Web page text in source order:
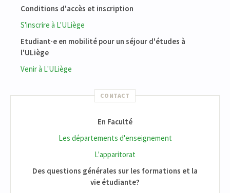
Conditions d'accès et inscription
S'inscrire à L'ULiège
Etudiant·e en mobilité pour un séjour d'études à
l'ULiège
Venir à L'ULiège
CONTACT
En Faculté
Les départements d'enseignement
L'apparitorat
Des questions générales sur les formations et la
vie étudiante?